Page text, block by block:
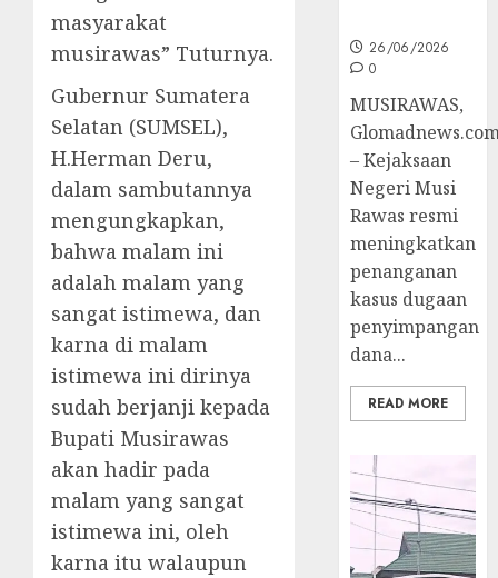
masyarakat
musirawas” Tuturnya.
Gubernur Sumatera
Selatan (SUMSEL),
H.Herman Deru,
dalam sambutannya
mengungkapkan,
bahwa malam ini
adalah malam yang
sangat istimewa, dan
karna di malam
istimewa ini dirinya
sudah berjanji kepada
Bupati Musirawas
akan hadir pada
malam yang sangat
istimewa ini, oleh
karna itu walaupun
26/06/2026
0
MUSIRAWAS,
– Kejaksaan
Negeri Musi
Rawas resmi
meningkatkan
penanganan
kasus dugaan
penyimpangan
dana...
READ MORE